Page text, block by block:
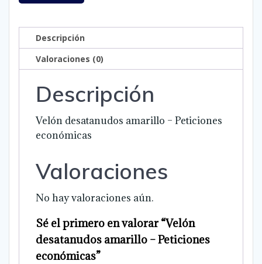
cantidad
Descripción
Valoraciones (0)
Descripción
Velón desatanudos amarillo – Peticiones
económicas
Valoraciones
No hay valoraciones aún.
Sé el primero en valorar “Velón
desatanudos amarillo – Peticiones
económicas”